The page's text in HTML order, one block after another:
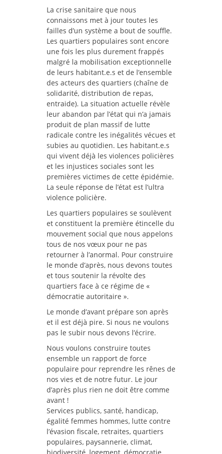
La crise sanitaire que nous
connaissons met à jour toutes les
failles d’un système a bout de souffle.
Les quartiers populaires sont encore
une fois les plus durement frappés
malgré la mobilisation exceptionnelle
de leurs habitant.e.s et de l’ensemble
des acteurs des quartiers (chaîne de
solidarité, distribution de repas,
entraide). La situation actuelle révèle
leur abandon par l’état qui n’a jamais
produit de plan massif de lutte
radicale contre les inégalités vécues et
subies au quotidien. Les habitant.e.s
qui vivent déjà les violences policières
et les injustices sociales sont les
premières victimes de cette épidémie.
La seule réponse de l’état est l’ultra
violence policière.
Les quartiers populaires se soulèvent
et constituent la première étincelle du
mouvement social que nous appelons
tous de nos vœux pour ne pas
retourner à l’anormal. Pour construire
le monde d’après, nous devons toutes
et tous soutenir la révolte des
quartiers face à ce régime de «
démocratie autoritaire ».
Le monde d’avant prépare son après
et il est déjà pire. Si nous ne voulons
pas le subir nous devons l’écrire.
Nous voulons construire toutes
ensemble un rapport de force
populaire pour reprendre les rênes de
nos vies et de notre futur. Le jour
d’après plus rien ne doit être comme
avant !
Services publics, santé, handicap,
égalité femmes hommes, lutte contre
l’évasion fiscale, retraites, quartiers
populaires, paysannerie, climat,